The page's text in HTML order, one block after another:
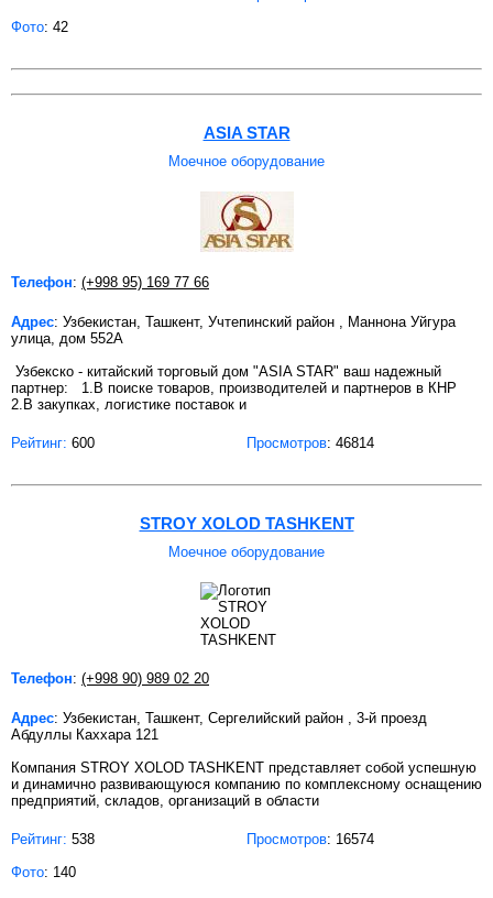
Фото: 42
ASIA STAR
Моечное оборудование
Телефон: (+998 95) 169 77 66
Адрес: Узбекистан, Ташкент, Учтепинский район , Маннона Уйгура
улица, дом 552А
Узбекско - китайский торговый дом "ASIA STAR" ваш надежный
партнер: 1.В поиске товаров, производителей и партнеров в КНР
2.В закупках, логистике поставок и
Рейтинг: 600 Просмотров: 46814
STROY XOLOD TASHKENT
Моечное оборудование
Телефон: (+998 90) 989 02 20
Адрес: Узбекистан, Ташкент, Сергелийский район , 3-й проезд
Абдуллы Каххара 121
Компания STROY XOLOD TASHKENT представляет собой успешную
и динамично развивающуюся компанию по комплексному оснащению
предприятий, складов, организаций в области
Рейтинг: 538 Просмотров: 16574
Фото: 140